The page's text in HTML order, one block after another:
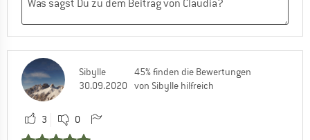
Sibylle
30.09.2020
45% finden die Bewertungen
von Sibylle hilfreich
3 0